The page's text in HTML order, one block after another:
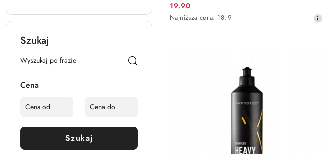
Szukaj
Cena
Szukaj
Cena
promocyjna:
19.90
Najniższa
Najniższa cena: 18.9